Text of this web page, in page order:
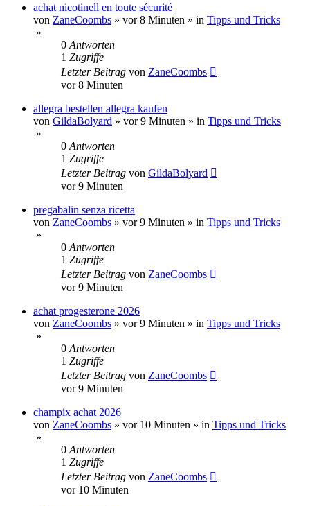
achat nicotinell en toute sécurité
von ZaneCoombs » vor 8 Minuten » in Tipps und Tricks
»
0 Antworten
1 Zugriffe
Letzter Beitrag von ZaneCoombs
vor 8 Minuten
allegra bestellen allegra kaufen
von GildaBolyard » vor 9 Minuten » in Tipps und Tricks
»
0 Antworten
1 Zugriffe
Letzter Beitrag von GildaBolyard
vor 9 Minuten
pregabalin senza ricetta
von ZaneCoombs » vor 9 Minuten » in Tipps und Tricks
»
0 Antworten
1 Zugriffe
Letzter Beitrag von ZaneCoombs
vor 9 Minuten
achat progesterone 2026
von ZaneCoombs » vor 9 Minuten » in Tipps und Tricks
»
0 Antworten
1 Zugriffe
Letzter Beitrag von ZaneCoombs
vor 9 Minuten
champix achat 2026
von ZaneCoombs » vor 10 Minuten » in Tipps und Tricks
»
0 Antworten
1 Zugriffe
Letzter Beitrag von ZaneCoombs
vor 10 Minuten